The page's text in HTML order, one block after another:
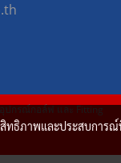
ปกรณ์กอล์ฟ และ Fitting
ทธิภาพและประสบการ